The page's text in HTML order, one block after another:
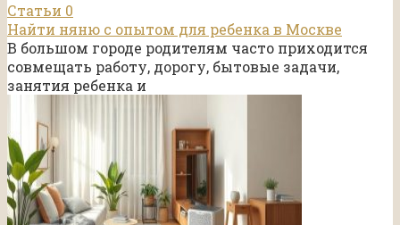
Статьи 0
Найти няню с опытом для ребенка в Москве
В большом городе родителям часто приходится
совмещать работу, дорогу, бытовые задачи,
занятия ребенка и